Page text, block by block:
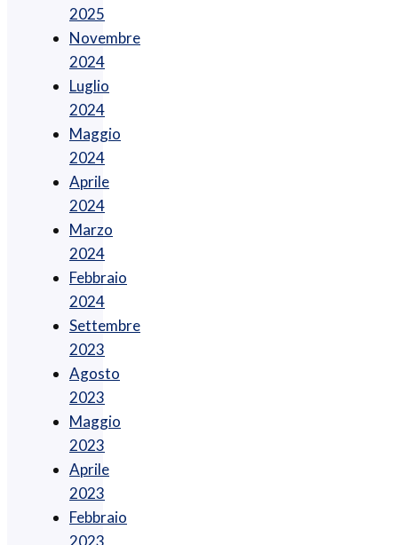
2025
Novembre
2024
Luglio
2024
Maggio
2024
Aprile
2024
Marzo
2024
Febbraio
2024
Settembre
2023
Agosto
2023
Maggio
2023
Aprile
2023
Febbraio
2023